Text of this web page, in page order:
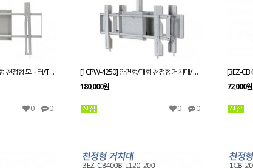
[1CPDP4250-A]실버, 대형 천정형 모니터/TV 거치대/방향조절가능
0 0
[1CPW-4250] 양면형/대형 천정형 거치대/ 쉬운조립
180,000원
0 0
72,000원